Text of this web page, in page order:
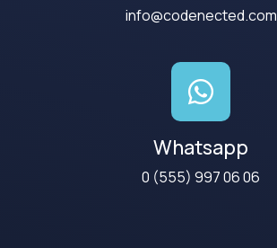
info@codenected.com
Whatsapp
0 (555) 997 06 06